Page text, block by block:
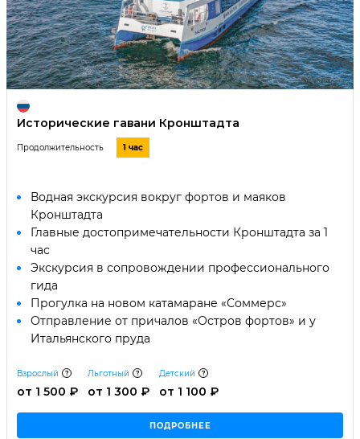
Исторические гавани Кронштадта
Продолжительность 1 час
Водная экскурсия вокруг фортов и маяков
Кронштадта
Главные достопримечательности Кронштадта за 1
час
Экскурсия в сопровождении профессионального
гида
Прогулка на новом катамаране «Соммерс»
Отправление от причалов «Остров фортов» и у
Итальянского пруда
Взрослый
от 1 500 ₽
Льготный
от 1 300 ₽
Детский
от 1 100 ₽
ПОДРОБНЕЕ